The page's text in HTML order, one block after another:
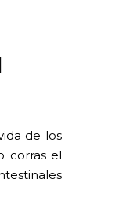
de los
corras el